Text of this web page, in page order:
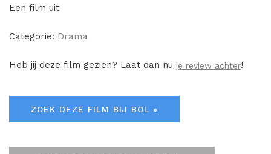
Een film uit
Categorie: Drama
Heb jij deze film gezien? Laat dan nu je review achter!
ZOEK DEZE FILM BIJ BOL »